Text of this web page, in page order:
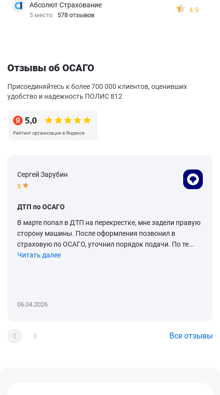
Абсолют Страхование
5 место 578 отзывов
4.9
Отзывы об ОСАГО
Присоединяйтесь к более 700 000 клиентов, оценивших
удобство и надежность ПОЛИС 812
Сергей Зарубин
5
ДТП по ОСАГО
В марте попал в ДТП на перекрестке, мне задели правую
сторону машины. После оформления позвонил в
страховую по ОСАГО, уточнил порядок подачи. По те...
Читать далее
06.04.2026
Все отзывы